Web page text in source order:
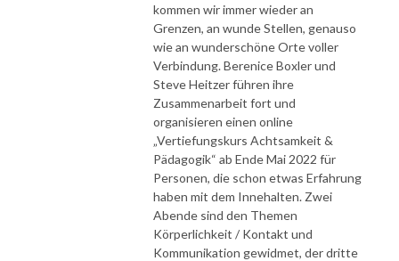
kommen wir immer wieder an
Grenzen, an wunde Stellen, genauso
wie an wunderschöne Orte voller
Verbindung. Berenice Boxler und
Steve Heitzer führen ihre
Zusammenarbeit fort und
organisieren einen online
„Vertiefungskurs Achtsamkeit &
Pädagogik“ ab Ende Mai 2022 für
Personen, die schon etwas Erfahrung
haben mit dem Innehalten. Zwei
Abende sind den Themen
Körperlichkeit / Kontakt und
Kommunikation gewidmet, der dritte